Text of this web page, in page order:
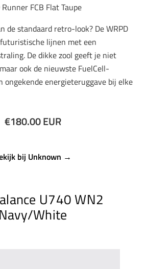
FCB Flat Taupe
de standaard retro-look? De WRPD
lijnen met een
De dikke zool geeft je niet
ook de nieuwste FuelCell-
ongekende energieteruggave bij elke
€180.00 EUR
bij Unknown →
U740 WN2
Navy/White